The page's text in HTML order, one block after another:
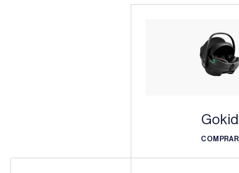
Gokid
COMPRAR